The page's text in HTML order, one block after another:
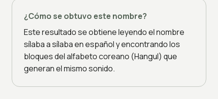
¿Cómo se obtuvo este nombre?
Este resultado se obtiene leyendo el nombre
sílaba a sílaba en español y encontrando los
bloques del alfabeto coreano (Hangul) que
generan el mismo sonido.